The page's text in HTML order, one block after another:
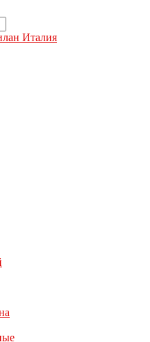
Италия